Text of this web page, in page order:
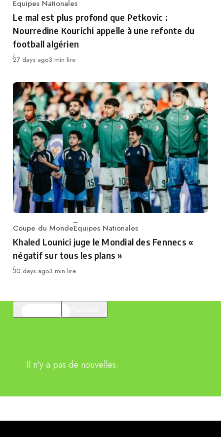
Category
Equipes Nationales
Le mal est plus profond que Petkovic :
Nourredine Kourichi appelle à une refonte du
football algérien
Publié
27 days ago3 min lire
Category
Coupe du MondeEquipes Nationales
Khaled Lounici juge le Mondial des Fennecs «
négatif sur tous les plans »
Publié
30 days ago3 min lire
Il n'y a pas de nouvelles.